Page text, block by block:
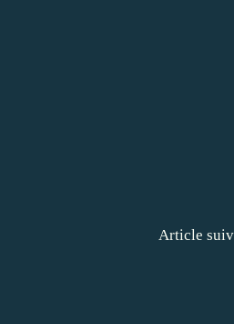
Article